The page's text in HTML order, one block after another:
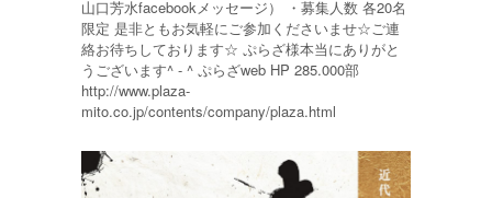
山口芳水facebookメッセージ） ・募集人数 各20名
限定 是非ともお気軽にご参加くださいませ☆ご連
絡お待ちしております☆ ぷらざ様本当にありがと
うございます^ - ^ ぷらざweb HP 285.000部
http://www.plaza-
mito.co.jp/contents/company/plaza.html